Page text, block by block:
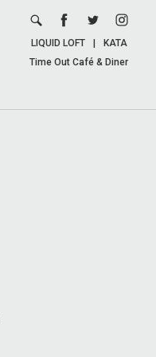
LIQUID LOFT
KATA
Time Out Café & Diner